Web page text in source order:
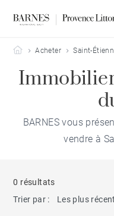
Barnes Provence Littoral
Acheter Saint-
BARNES vous
vendre à
0 résultats
Trier par :
Les plus